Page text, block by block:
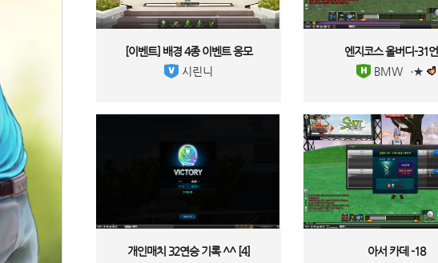
[이벤트] 배경 4종 이벤트 응모
시린니
엔지코스 올버디-31
BMW→★
개인매치 32연승 기록 ^^ [4]
아서 카데 -18